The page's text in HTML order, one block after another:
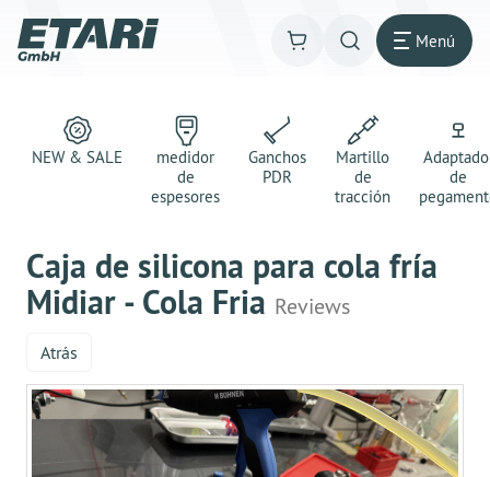
Menú
NEW & SALE
medidor
de
espesores
Ganchos
PDR
Martillo
de
tracción
de
Caja de silicona para cola fría
Midiar - Cola Fria Reviews
Atrás